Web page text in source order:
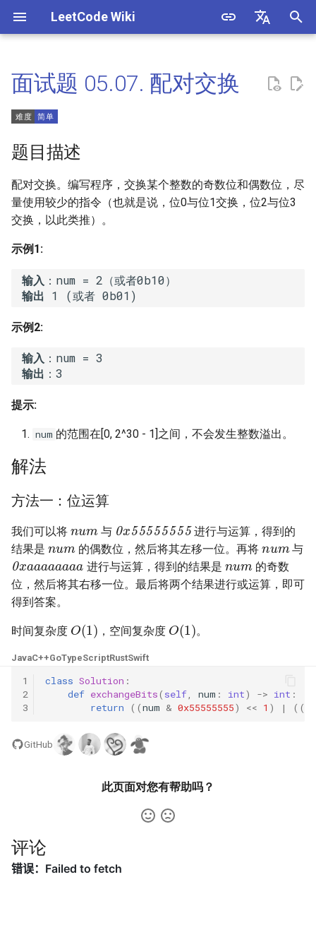
LeetCode Wiki
在
初
始
化
索
引
擎
1. 两数之和
3. 无重复字符的最长子串
4. 寻找两个正序数组的中位数
7. 整数反转
8. 字符串转换整数 (atoi)
9. 回文数
10. 正则表达式匹配
11. 盛最多水的容器
12. 整数转罗马数字
13. 罗马数字转整数
14. 最长公共前缀
15. 三数之和
18. 四数之和
19. 删除链表的倒数第 N 个结
点
22. 括号生成
23. 合并 K 个升序链表
3. 数组中重复的数字
5. 替换空格
6. 从尾到头打印链表
10.1. 斐波那契数列
10.2. 青蛙跳台阶问题
11. 旋转数组的最小数字
12. 矩阵中的路径
13. 机器人的运动范围
14.1. 剪绳子
14.2. 剪绳子 II
15. 二进制中 1 的个数
16. 数值的整数次方
19. 正则表达式匹配
20. 表示数值的字符串
21. 调整数组顺序使奇数位于
24. 反转链表
25. 合并两个排序的链表
1. 整数除法
3. 前 n 个数字二进制中 1 的个
数
4. 只出现一次的数字
5. 单词长度的最大乘积
6. 排序数组中两个数字之和
7. 数组中和为 0 的三个数
8. 和大于等于 target 的最短子
数组
9. 乘积小于 K 的子数组
10. 和为 k 的子数组
11. 和 1 个数相同的子数组
12. 左右两边子数组的和相等
13. 二维子矩阵的和
14. 字符串中的变位词
符串
17. 含有所有字符的最短字符
18. 有效的回文
19. 最多删除一个字符得到回
20. 回文子字符串的个数
21. 删除链表的倒数第 n 个结
题目描述
方法一：位运算
面试题 05.07. 配对交换
题目描述
配对交换。编写程序，交换某个整数的奇数位和偶数位，尽
量使用较少的指令（也就是说，位0与位1交换，位2与位3
交换，以此类推）。
示例1:
输入
输出
示例2:
输入
输出
提示:
num 的范围在[0, 2^30 - 1]之间，不会发生整数溢出。
解法
方法一：位运算
我们可以将 与
进行与运算，得到的
结果是
num
的偶数位，然后将其左移一位。再将
num
与
0xaaaaaaaa
进行与运算，得到的结果是
num
的奇数
位，然后将其右移一位。最后将两个结果进行或运算，即可
得到答案。
时间复杂度
O (1)
，空间复杂度
O (1)
。
JavaC++GoTypeScriptRustSwift
1
2
3
class Solution :
def exchangeBits( self, num : int) -> int :
return
((num & 0x55555555) << 1 ) | ((
GitHub
此页面对您有帮助吗？
评论